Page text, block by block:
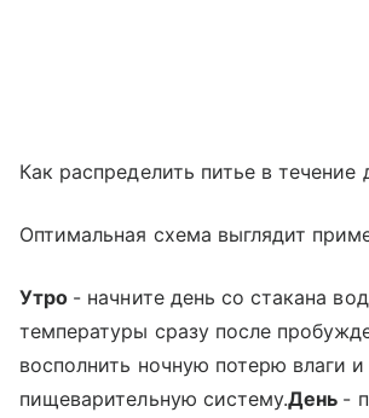
Как распределить питье в течение
Оптимальная схема выглядит
Утро - начните день со стакана
температуры сразу после
восполнить ночную потерю влаги и
пищеварительную систему.День -